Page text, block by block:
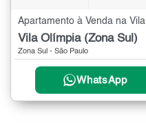
Vila Olímpia (Zona Sul)
Zona Sul - São Paulo
WhatsApp